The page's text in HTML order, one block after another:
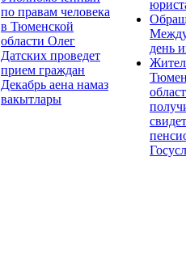
по правам человека
в Тюменской
области Олег
Датских проведет
прием граждан
Декабрь аена намаз
вакытлары
день